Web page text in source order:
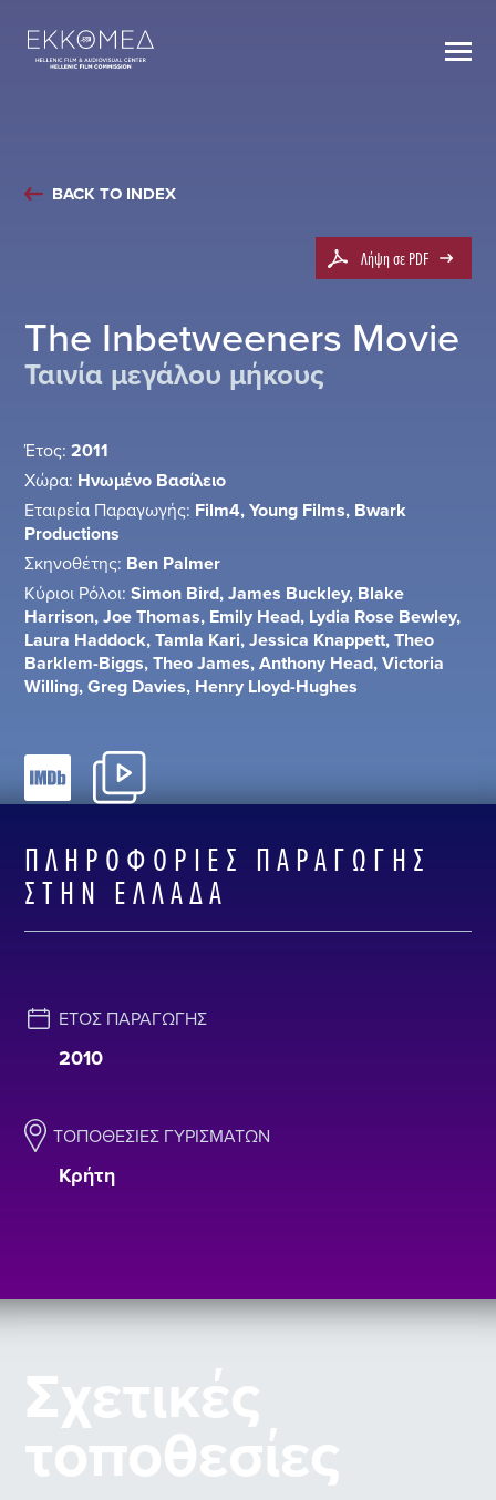
BACK TO INDEX
Λήψη σε PDF
The Inbetweeners Movie
Ταινία μεγάλου μήκους
Έτος: 2011
Χώρα: Ηνωμένο Βασίλειο
Εταιρεία Παραγωγής: Film4, Young Films, Bwark
Productions
Σκηνοθέτης: Ben Palmer
Κύριοι Ρόλοι: Simon Bird, James Buckley, Blake
Harrison, Joe Thomas, Emily Head, Lydia Rose Bewley,
Laura Haddock, Tamla Kari, Jessica Knappett, Theo
Barklem-Biggs, Theo James, Anthony Head, Victoria
Willing, Greg Davies, Henry Lloyd-Hughes
ΠΛΗΡΟΦΟΡΊΕΣ ΠΑΡΑΓΩΓΉΣ
ΣΤΗΝ ΕΛΛΆΔΑ
ΈΤΟΣ ΠΑΡΑΓΩΓΉΣ
2010
ΤΟΠΟΘΕΣΊΕΣ ΓΥΡΙΣΜΆΤΩΝ
Κρήτη
Σχετικές
τοποθεσίες